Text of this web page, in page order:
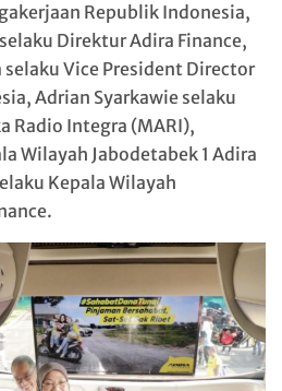
Republik Indonesia,
Direktur Adira Finance,
Vice President Director
Adrian Syarkawie selaku
Radio Integra (MARI),
Wilayah Jabodetabek 1 Adira
Kepala Wilayah